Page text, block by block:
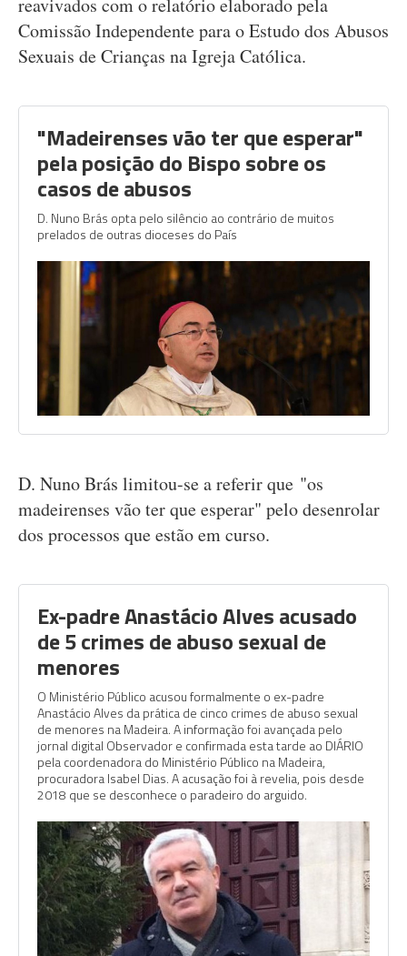
reavivados com o relatório elaborado pela
Comissão Independente para o Estudo dos Abusos
Sexuais de Crianças na Igreja Católica.
"Madeirenses vão ter que esperar"
pela posição do Bispo sobre os
casos de abusos
D. Nuno Brás opta pelo silêncio ao contrário de muitos
prelados de outras dioceses do País
D. Nuno Brás limitou-se a referir que "os
madeirenses vão ter que esperar" pelo desenrolar
dos processos que estão em curso.
Ex-padre Anastácio Alves acusado
de 5 crimes de abuso sexual de
menores
O Ministério Público acusou formalmente o ex-padre
Anastácio Alves da prática de cinco crimes de abuso sexual
de menores na Madeira. A informação foi avançada pelo
jornal digital Observador e confirmada esta tarde ao DIÁRIO
pela coordenadora do Ministério Público na Madeira,
procuradora Isabel Dias. A acusação foi à revelia, pois desde
2018 que se desconhece o paradeiro do arguido.